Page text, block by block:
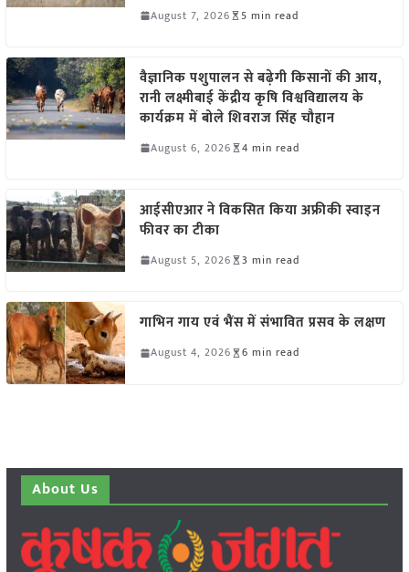
August 7, 2026 5 min read
वैज्ञानिक पशुपालन से बढ़ेगी किसानों की आय,
रानी लक्ष्मीबाई केंद्रीय कृषि विश्वविद्यालय के
कार्यक्रम में बोले शिवराज सिंह चौहान
August 6, 2026 4 min read
आईसीएआर ने विकसित किया अफ्रीकी स्वाइन
फीवर का टीका
August 5, 2026 3 min read
गाभिन गाय एवं भैंस में संभावित प्रसव के लक्षण
August 4, 2026 6 min read
About Us